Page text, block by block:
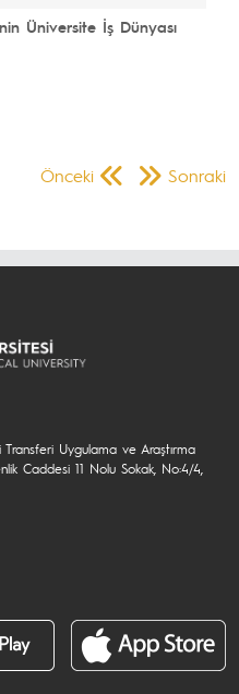
Üniversite İş Dünyası
Önceki Sonraki
Transferi Uygulama ve Araştırma
Caddesi 11 Nolu Sokak, No:4/4,